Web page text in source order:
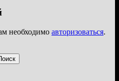
необходимо авторизоваться.